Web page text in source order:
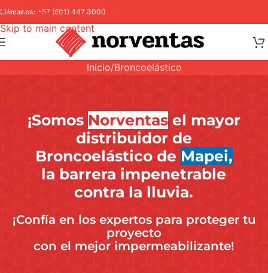
Skip to navigation
Skip to main content
Llámanos: +57 (601) 447 3000
Inicio Broncoelástico
¡Somos Norventasel mayor
distribuidor de
Broncoelástico de Mapei,
la barrera impenetrable
contra la lluvia.
¡Confía en los expertos para proteger tu
proyecto
con el mejor impermeabilizante!